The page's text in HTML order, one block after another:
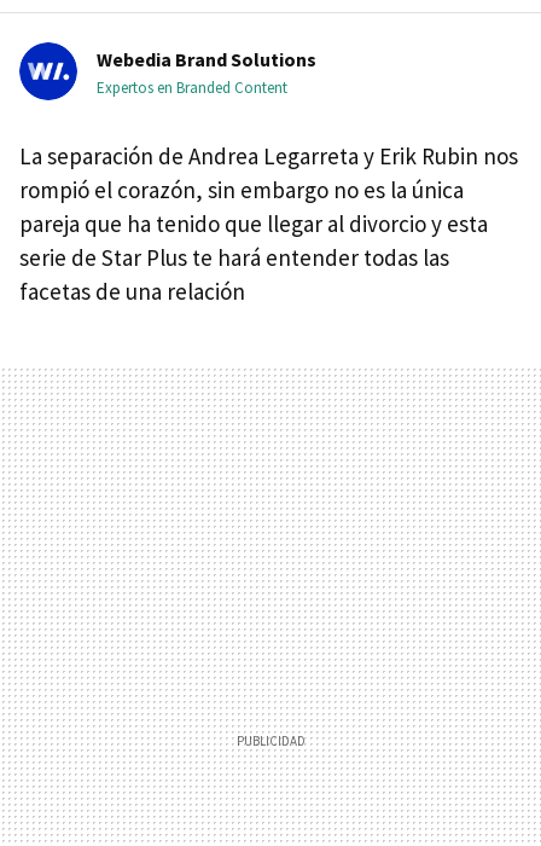
Webedia Brand Solutions
Expertos en Branded Content
La separación de Andrea Legarreta y Erik Rubin nos
rompió el corazón, sin embargo no es la única
pareja que ha tenido que llegar al divorcio y esta
serie de Star Plus te hará entender todas las
facetas de una relación